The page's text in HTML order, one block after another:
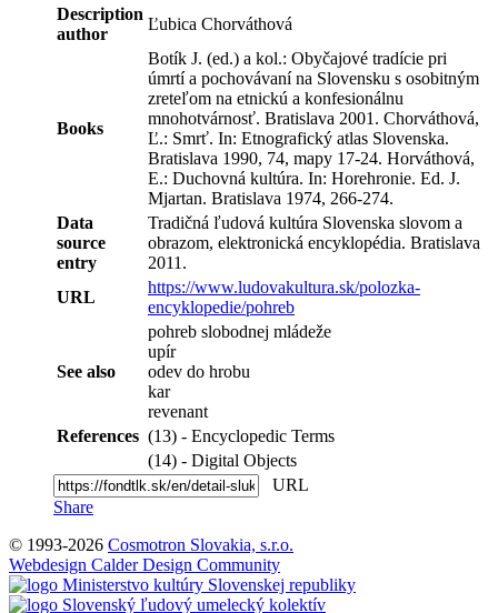
Description
author
Ľubica Chorváthová
Books
Botík J. (ed.) a kol.: Obyčajové tradície pri
úmrtí a pochovávaní na Slovensku s osobitným
zreteľom na etnickú a konfesionálnu
mnohotvárnosť. Bratislava 2001. Chorváthová,
Ľ.: Smrť. In: Etnografický atlas Slovenska.
Bratislava 1990, 74, mapy 17-24. Horváthová,
E.: Duchovná kultúra. In: Horehronie. Ed. J.
Mjartan. Bratislava 1974, 266-274.
Data
source
entry
Tradičná ľudová kultúra Slovenska slovom a
obrazom, elektronická encyklopédia. Bratislava
2011.
URL
https://www.ludovakultura.sk/polozka-
encyklopedie/pohreb
See also
pohreb slobodnej mládeže
upír
odev do hrobu
kar
revenant
References (13) - Encyclopedic Terms
(14) - Digital Objects
URL
Share
© 1993-2026 Cosmotron Slovakia, s.r.o.
Webdesign Calder Design Community